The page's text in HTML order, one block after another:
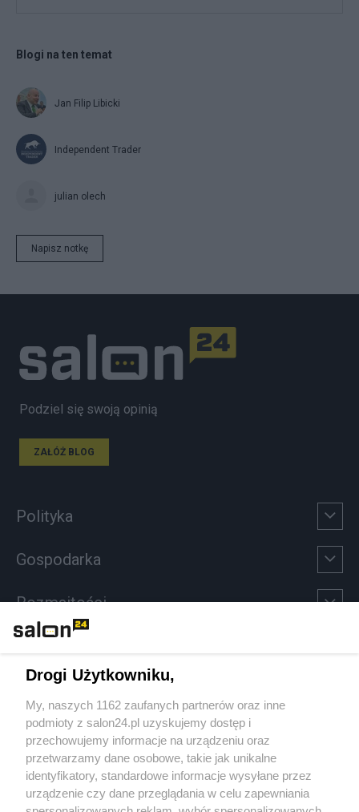
Blogi na ten temat
Jan Filip Libicki
Independent Trader
julian olech
Napisz notkę
Podziel się swoją opinią
ZAŁÓŻ BLOG
Polityka
Gospodarka
Rozmaitości
Sport
Społeczeństwo
Kultura
Drogi Użytkowniku,
My, naszych 1162 zaufanych partnerów oraz inne
podmioty z salon24.pl uzyskujemy dostęp i
przechowujemy informacje na urządzeniu oraz
przetwarzamy dane osobowe, takie jak unikalne
identyfikatory, standardowe informacje wysyłane przez
urządzenie czy dane przeglądania w celu zapewniania